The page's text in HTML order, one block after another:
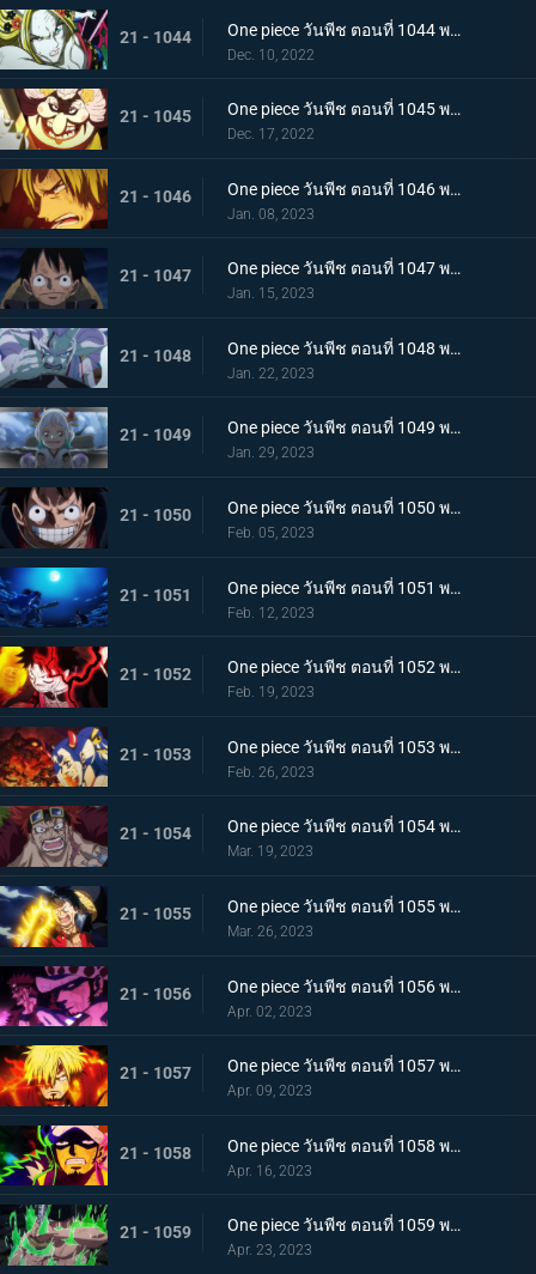
21 - 1044 One piece วันพีช ตอนที่ 1044 พากย์ไทย คลัตช์ โรบินสวมอวตารปีศาจ
Dec. 10, 2022
21 - 1045 One piece วันพีช ตอนที่ 1045 พากย์ไทย คำสาป ภัยร้ายคืบคลานหาคิดกับโซโล
Dec. 17, 2022
21 - 1046 One piece วันพีช ตอนที่ 1046 พากย์ไทย เดิมพันใหญ่จะหัวหรือก้อย ปีกคู่ออกโรง
Jan. 08, 2023
21 - 1047 One piece วันพีช ตอนที่ 1047 พากย์ไทย จงปีนขึ้นไปสู้รุ่งอรุณ! มังกรสีชมพูอาละวาด
Jan. 15, 2023
21 - 1048 One piece วันพีช ตอนที่ 1048 พากย์ไทย ไปสู่อนาคต! คำสาบานของยามาโตะกับสุดยอดนักดาบ
Jan. 22, 2023
21 - 1049 One piece วันพีช ตอนที่ 1049 พากย์ไทย ลูฟี่โบยบิน! ล้างแค้นร้อยอสูร
Jan. 29, 2023
21 - 1050 One piece วันพีช ตอนที่ 1050 พากย์ไทย มังกร 2 ตัวเผชิญหน้า! ความมุ่งมั่นของโมโมโนะสุเกะ!
Feb. 05, 2023
21 - 1051 One piece วันพีช ตอนที่ 1051 พากย์ไทย ตำนานกลับมาอีกครั้ง! หมัดของลูฟี่คำรามบนท้องฟ้า
Feb. 12, 2023
21 - 1052 One piece วันพีช ตอนที่ 1052 พากย์ไทย สถาการณ์ตึงเครียด! จุดจบของโอนิกาชิมะ!
Feb. 19, 2023
21 - 1053 One piece วันพีช ตอนที่ 1053 พากย์ไทย ซันจิกลายพันธุ์ แขนทั้ง 2 เจอวิกฤติ!
Feb. 26, 2023
21 - 1054 One piece วันพีช ตอนที่ 1054 พากย์ไทย คู่หูต้องตาย! เดิมพันมรณะของคิลเลอร์
Mar. 19, 2023
21 - 1055 One piece วันพีช ตอนที่ 1055 พากย์ไทย ร่างเงาดึงเชือก! โอนิกาชิมะในเปลวเพลิง
Mar. 26, 2023
21 - 1056 One piece วันพีช ตอนที่ 1056 พากย์ไทย การโต้กลับ! ท่าผสานของคิดกับลอว์โต้กลับ
Apr. 02, 2023
21 - 1057 One piece วันพีช ตอนที่ 1057 พากย์ไทย เพื่อลูฟี่ คำสาบานของซันจิกับโซโร
Apr. 09, 2023
21 - 1058 One piece วันพีช ตอนที่ 1058 พากย์ไทย การจู่โจมของนักบวชเพลิงผลาญ เงื้อมมือปีศาจของโอโรจิที่คืบคลานเข้ามา
Apr. 16, 2023
21 - 1059 One piece วันพีช ตอนที่ 1059 พากย์ไทย โซโลตกที่นั่งลำบาก สัตว์ประหลาดคิงแห่งอัคคีภัย
Apr. 23, 2023